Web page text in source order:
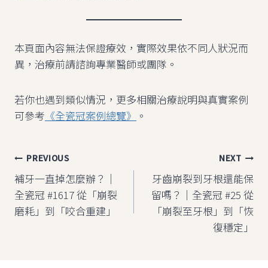
本頁面內容無法保證療效，實際效果依不同人狀況而
異，治療前請諮詢專業醫師或團隊。
若你也遇到類似情況，更多相關治療說明與真實案例
可參考 《全瓷冠案例總覽》 。
文
章
導
PREVIOUS
補牙一直掉怎麼辦？｜
全瓷冠 #1617 從「崩裂
磨耗」到「咬合重建」
NEXT
牙齒崩裂到牙根還能保
留嗎？｜全瓷冠 #25 從
「崩裂至牙根」到「恢
復穩定」